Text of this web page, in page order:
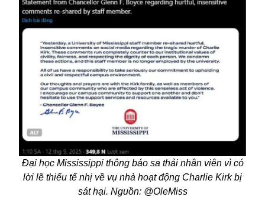
Đại học Mississippi thông báo sa thải nhân viên vì có
lời lẽ thiếu tế nhị về vụ nhà hoạt động Charlie Kirk bị
sát hại. Nguồn: @OleMiss